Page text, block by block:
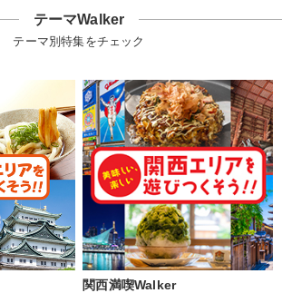
テーマWalker
テーマ別特集をチェック
関西満喫Walker